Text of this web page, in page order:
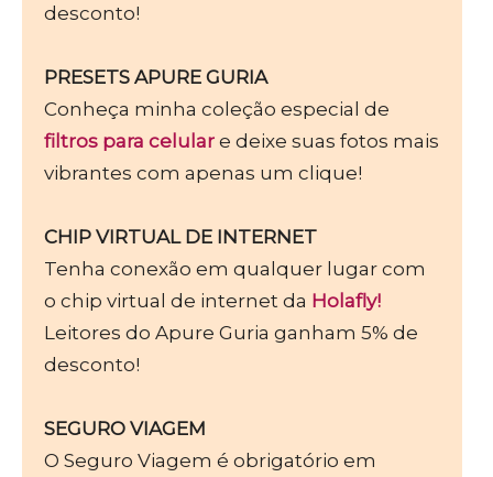
desconto!
PRESETS APURE GURIA
Conheça minha coleção especial de
filtros para celular e deixe suas fotos mais
vibrantes com apenas um clique!
CHIP VIRTUAL DE INTERNET
Tenha conexão em qualquer lugar com
o chip virtual de internet da Holafly!
Leitores do Apure Guria ganham 5% de
desconto!
SEGURO VIAGEM
O Seguro Viagem é obrigatório em